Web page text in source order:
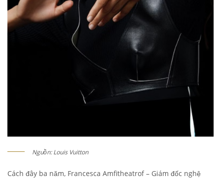
Nguồn: Louis Vuitton
Cách đây ba năm, Francesca Amfitheatrof – Giám đốc nghệ